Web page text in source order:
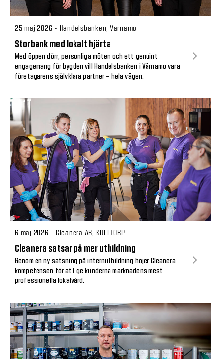
25 maj 2026 - Handelsbanken, Värnamo
Storbank med lokalt hjärta
Med öppen dörr, personliga möten och ett genuint
engagemang för bygden vill Handelsbanken i Värnamo vara
företagarens självklara partner – hela vägen.
6 maj 2026 - Cleanera AB, KULLTORP
Cleanera satsar på mer utbildning
Genom en ny satsning på internutbildning höjer Cleanera
kompetensen för att ge kunderna marknadens mest
professionella lokalvård.